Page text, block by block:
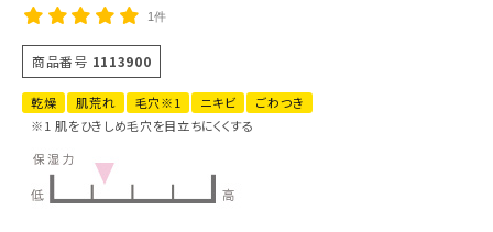
1件
商品番号 1113900
乾燥 肌荒れ 毛穴※1 ニキビ
ごわつき
※1 肌をひきしめ毛穴を目立ちにくくする